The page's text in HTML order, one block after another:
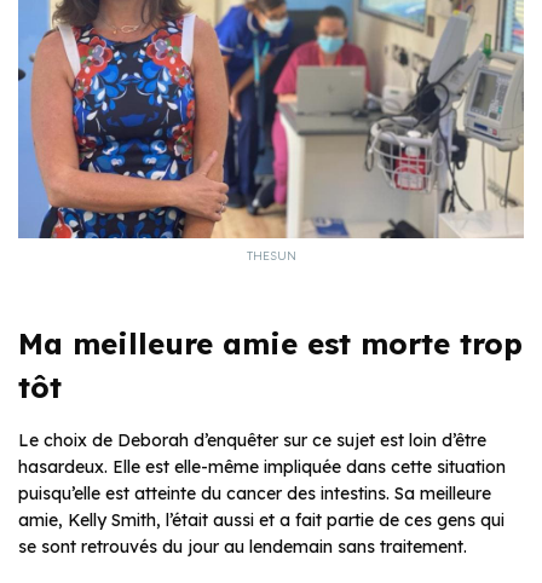
THESUN
Ma meilleure amie est morte trop
tôt
Le choix de Deborah d’enquêter sur ce sujet est loin d’être
hasardeux. Elle est elle-même impliquée dans cette situation
puisqu’elle est atteinte du cancer des intestins. Sa meilleure
amie, Kelly Smith, l’était aussi et a fait partie de ces gens qui
se sont retrouvés du jour au lendemain sans traitement.